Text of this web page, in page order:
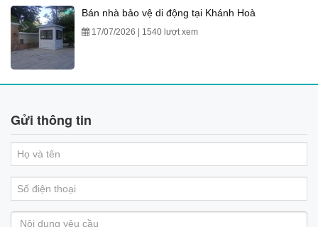
Bán nhà bảo vệ di động tại Khánh Hoà
17/07/2026 | 1540 lượt xem
Gửi thông tin